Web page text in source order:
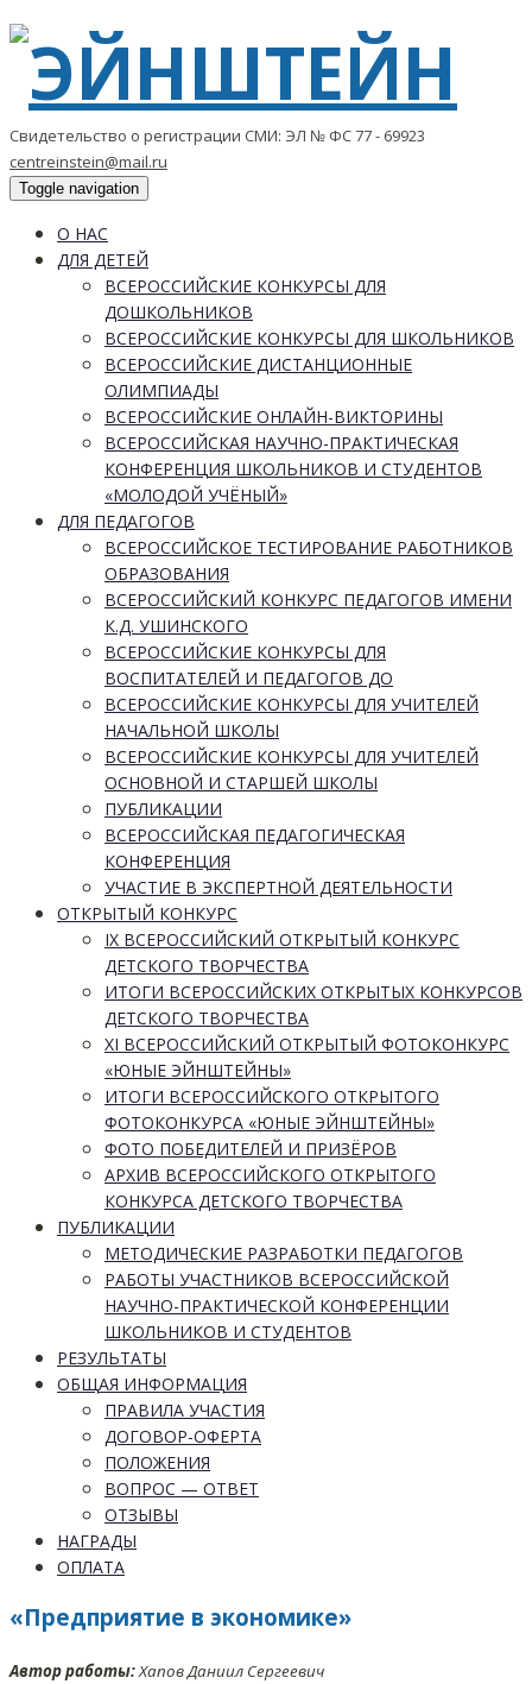
Свидетельство о регистрации СМИ: ЭЛ № ФС 77 - 69923
centreinstein@mail.ru
Toggle navigation
О НАС
ДЛЯ ДЕТЕЙ
ВСЕРОССИЙСКИЕ КОНКУРСЫ ДЛЯ
ДОШКОЛЬНИКОВ
ВСЕРОССИЙСКИЕ КОНКУРСЫ ДЛЯ ШКОЛЬНИКОВ
ВСЕРОССИЙСКИЕ ДИСТАНЦИОННЫЕ
ОЛИМПИАДЫ
ВСЕРОССИЙСКИЕ ОНЛАЙН-ВИКТОРИНЫ
ВСЕРОССИЙСКАЯ НАУЧНО-ПРАКТИЧЕСКАЯ
КОНФЕРЕНЦИЯ ШКОЛЬНИКОВ И СТУДЕНТОВ
«МОЛОДОЙ УЧЁНЫЙ»
ДЛЯ ПЕДАГОГОВ
ВСЕРОССИЙСКОЕ ТЕСТИРОВАНИЕ РАБОТНИКОВ
ОБРАЗОВАНИЯ
ВСЕРОССИЙСКИЙ КОНКУРС ПЕДАГОГОВ ИМЕНИ
К.Д. УШИНСКОГО
ВСЕРОССИЙСКИЕ КОНКУРСЫ ДЛЯ
ВОСПИТАТЕЛЕЙ И ПЕДАГОГОВ ДО
ВСЕРОССИЙСКИЕ КОНКУРСЫ ДЛЯ УЧИТЕЛЕЙ
НАЧАЛЬНОЙ ШКОЛЫ
ВСЕРОССИЙСКИЕ КОНКУРСЫ ДЛЯ УЧИТЕЛЕЙ
ОСНОВНОЙ И СТАРШЕЙ ШКОЛЫ
ПУБЛИКАЦИИ
ВСЕРОССИЙСКАЯ ПЕДАГОГИЧЕСКАЯ
КОНФЕРЕНЦИЯ
УЧАСТИЕ В ЭКСПЕРТНОЙ ДЕЯТЕЛЬНОСТИ
ОТКРЫТЫЙ КОНКУРС
IX ВСЕРОССИЙСКИЙ ОТКРЫТЫЙ КОНКУРС
ДЕТСКОГО ТВОРЧЕСТВА
ИТОГИ ВСЕРОССИЙСКИХ ОТКРЫТЫХ КОНКУРСОВ
ДЕТСКОГО ТВОРЧЕСТВА
XI ВСЕРОССИЙСКИЙ ОТКРЫТЫЙ ФОТОКОНКУРС
«ЮНЫЕ ЭЙНШТЕЙНЫ»
ИТОГИ ВСЕРОССИЙСКОГО ОТКРЫТОГО
ФОТОКОНКУРСА «ЮНЫЕ ЭЙНШТЕЙНЫ»
ФОТО ПОБЕДИТЕЛЕЙ И ПРИЗЁРОВ
АРХИВ ВСЕРОССИЙСКОГО ОТКРЫТОГО
КОНКУРСА ДЕТСКОГО ТВОРЧЕСТВА
ПУБЛИКАЦИИ
МЕТОДИЧЕСКИЕ РАЗРАБОТКИ ПЕДАГОГОВ
РАБОТЫ УЧАСТНИКОВ ВСЕРОССИЙСКОЙ
НАУЧНО-ПРАКТИЧЕСКОЙ КОНФЕРЕНЦИИ
ШКОЛЬНИКОВ И СТУДЕНТОВ
РЕЗУЛЬТАТЫ
ОБЩАЯ ИНФОРМАЦИЯ
ПРАВИЛА УЧАСТИЯ
ДОГОВОР-ОФЕРТА
ПОЛОЖЕНИЯ
ВОПРОС — ОТВЕТ
ОТЗЫВЫ
НАГРАДЫ
ОПЛАТА
«Предприятие в экономике»
Автор работы:Хапов Даниил Сергеевич